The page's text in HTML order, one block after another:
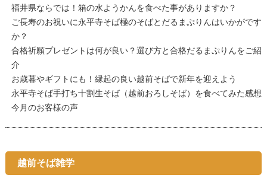
福井県ならでは！箱の水ようかんを食べた事がありますか？
ご長寿のお祝いに永平寺そば極のそばとだるまぷりんはいかがです
か？
合格祈願プレゼントは何が良い？選び方と合格だるまぷりんをご紹
介
お歳暮やギフトにも！縁起の良い越前そばで新年を迎えよう
永平寺そば手打ち十割生そば（越前おろしそば）を食べてみた感想
今月のお客様の声
越前そば雑学